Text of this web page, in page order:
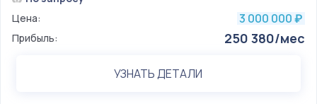
Цена:
3 000 000 ₽
Прибыль: 250 380/мес
УЗНАТЬ ДЕТАЛИ